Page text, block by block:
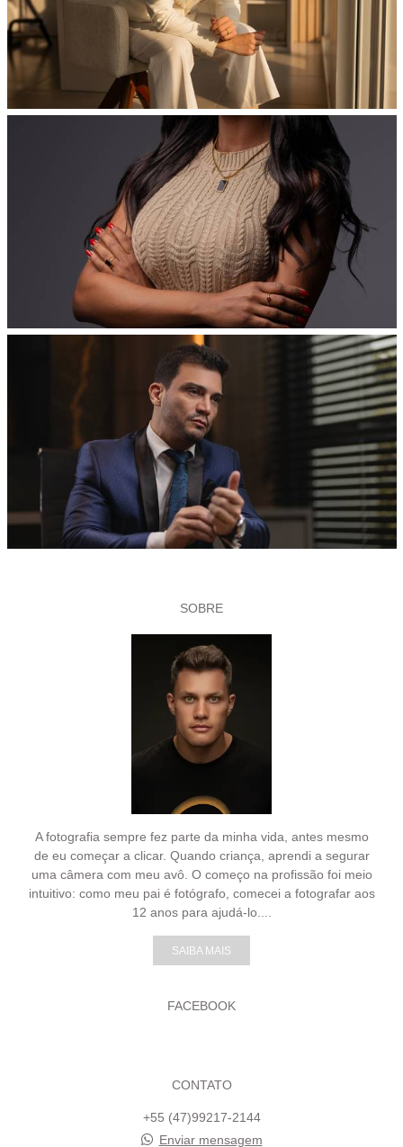
SOBRE
A fotografia sempre fez parte da minha vida, antes mesmo
de eu começar a clicar. Quando criança, aprendi a segurar
uma câmera com meu avô. O começo na profissão foi meio
intuitivo: como meu pai é fotógrafo, comecei a fotografar aos
12 anos para ajudá-lo....
SAIBA MAIS
FACEBOOK
CONTATO
+55 (47)99217-2144
Enviar mensagem